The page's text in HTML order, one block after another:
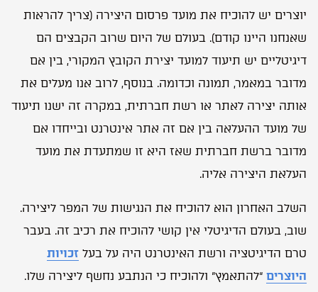
יוצרים יש להוכיח את מועד פרסום היצירה (צריך להראות
שאנחנו היינו קודם). בעולם של היום שרוב הקבצים הם
דיגיטליים יש תיעוד למועד יצירת הקובץ המקורי, בין אם
מדובר במאמר, תמונה וכדומה. בנוסף, לרוב אנו מעלים את
אותה יצירה לאתר או רשת חברתית, במקרה זה ישנו תיעוד
של מועד ההעלאה בין אם זה אתר אינטרנט ובייחדו אם
מדובר ברשת חברתית שאז היא זו שמתעדת את מועד
העלאת היצירה אליה.
השלב האחרון הוא להוכיח את הנגישות של המפר ליצירה.
שוב, בעולם הדיגיטלי אין קושי להוכיח את רכיב זה. בעבר
טרם הדיגיטציה ורשת האינטרנט היה על בעלזכויות
היוצרים“להתאמץ” ולהוכיח כי הנתבע נחשף ליצירה שלו.